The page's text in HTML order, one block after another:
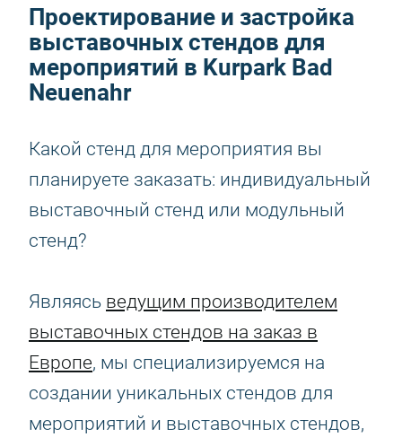
Проектирование и застройка
выставочных стендов для
мероприятий в Kurpark Bad
Neuenahr
Какой стенд для мероприятия вы
планируете заказать: индивидуальный
выставочный стенд или модульный
стенд?
Являясь ведущим производителем
выставочных стендов на заказ в
Европе, мы специализируемся на
создании уникальных стендов для
мероприятий и выставочных стендов,